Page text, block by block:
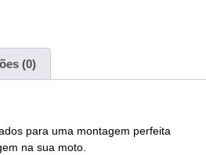
(0)
para uma montagem perfeita
na sua moto.